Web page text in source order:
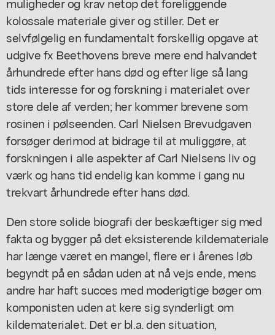
kolossale materiale giver og stiller. Det er
selvfølgelig en fundamentalt forskellig opgave at
udgive fx Beethovens breve mere end halvandet
århundrede efter hans død og efter lige så lang
tids interesse for og forskning i materialet over
store dele af verden; her kommer brevene som
rosinen i pølseenden. Carl Nielsen Brevudgaven
forsøger derimod at bidrage til at muliggøre, at
forskningen i alle aspekter af Carl Nielsens liv og
værk og hans tid endelig kan komme i gang nu
trekvart århundrede efter hans død.
Den store solide biografi der beskæftiger sig med
fakta og bygger på det eksisterende kildemateriale
har længe været en mangel, flere er i årenes løb
begyndt på en sådan uden at nå vejs ende, mens
andre har haft succes med moderigtige bøger om
komponisten uden at kere sig synderligt om
kildematerialet. Det er bl.a. den situation,